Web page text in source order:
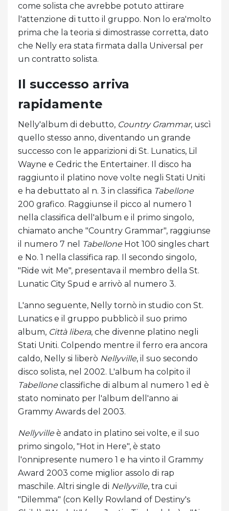
come solista che avrebbe potuto attirare
l'attenzione di tutto il gruppo. Non lo era'molto
prima che la teoria si dimostrasse corretta, dato
che Nelly era stata firmata dalla Universal per
un contratto solista.
Il successo arriva
rapidamente
Nelly'album di debutto, Country Grammar, uscì
quello stesso anno, diventando un grande
successo con le apparizioni di St. Lunatics, Lil
Wayne e Cedric the Entertainer. Il disco ha
raggiunto il platino nove volte negli Stati Uniti
e ha debuttato al n. 3 in classifica Tabellone
200 grafico. Raggiunse il picco al numero 1
nella classifica dell'album e il primo singolo,
chiamato anche "Country Grammar", raggiunse
il numero 7 nel
TabelloneHot 100 singles chart
e No. 1 nella classifica rap. Il secondo singolo,
"Ride wit Me", presentava il membro della St.
Lunatic City Spud e arrivò al numero 3.
L'anno seguente, Nelly tornò in studio con St.
Lunatics e il gruppo pubblicò il suo primo
album, Città libera, che divenne platino negli
Stati Uniti. Colpendo mentre il ferro era ancora
caldo, Nelly si liberò Nellyville, il suo secondo
disco solista, nel 2002. L'album ha colpito il
Tabelloneclassifiche di album al numero 1 ed è
stato nominato per l'album dell'anno ai
Grammy Awards del 2003.
Nellyvilleè andato in platino sei volte, e il suo
primo singolo, "Hot in Here", è stato
l'onnipresente numero 1 e ha vinto il Grammy
Award 2003 come miglior assolo di rap
maschile. Altri single di Nellyville, tra cui
"Dilemma" (con Kelly Rowland of Destiny's